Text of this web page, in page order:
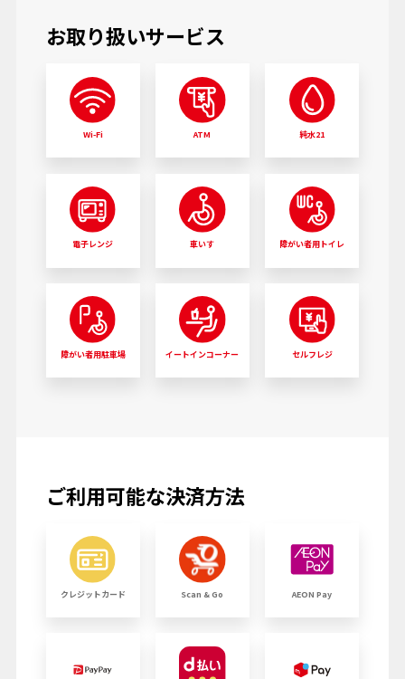
お取り扱いサービス
Wi-Fi ATM 純水21
電子レンジ 車いす 障がい者用トイレ
障がい者用駐車場 イートインコーナー セルフレジ
ご利用可能な決済方法
クレジットカード Scan & Go AEON Pay